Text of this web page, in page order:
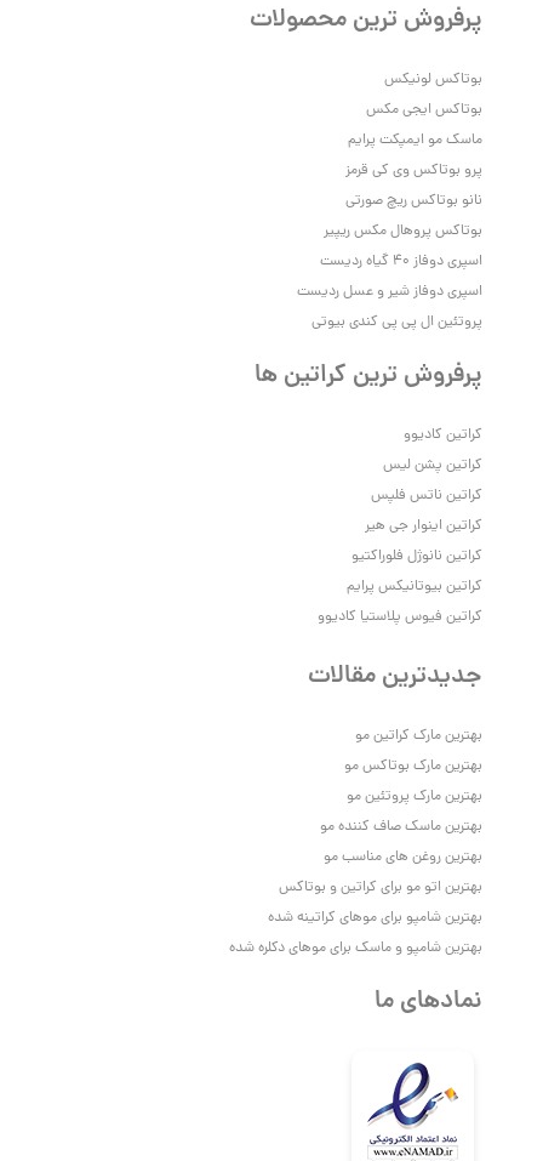
پرفروش ترین محصولات
بوتاکس لونیکس
بوتاکس ایجی مکس
ماسک مو ایمپکت پرایم
پرو بوتاکس وی‌ کی قرمز
نانو بوتاکس ریچ صورتی
بوتاکس پروهال مکس ریپیر
اسپری دوفاز 40 گیاه ردیست
اسپری دوفاز شیر و عسل ردیست
پروتئین ال پی پی کندی بیوتی
پرفروش ترین کراتین ها
کراتین کادیوو
کراتین پشن لیس
کراتین ناتس فلپس
کراتین اینوار جی هیر
کراتین نانوژل فلوراکتیو
کراتین بیوتانیکس پرایم
کراتین فیوس پلاستیا کادیوو
جدیدترین مقالات
بهترین مارک کراتین مو
بهترین مارک بوتاکس مو
بهترین مارک پروتئین مو
بهترین ماسک صاف کننده مو
بهترین روغن های مناسب مو
بهترین اتو مو برای کراتین و بوتاکس
بهترین شامپو برای موهای کراتینه شده
بهترین شامپو و ماسک برای موهای دکلره شده
نمادهای ما